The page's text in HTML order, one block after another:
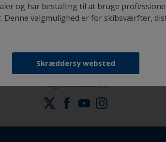
og har bestalling til at bruge
Denne valgmulighed er for skibsværfter,
Skræddersy websted
den support, du har brug for til at male med
selvsikkerhed
Følg International: